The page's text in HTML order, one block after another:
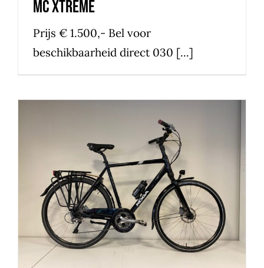
MC Xtreme
Prijs € 1.500,- Bel voor
beschikbaarheid direct 030 [...]
Koga signature
overige fietsen tot 2000